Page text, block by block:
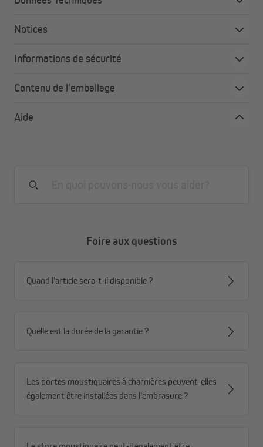
Design compact : s’intègre discrètement à votre
Protection fiable : toile en fibre de verre haute qualité
contre tous les insectes.
position d’enclenchement et le joint brosse selon vos
Notices
Informations de sécurité
Contenu de l’emballage
Aide
Foire aux questions
Quand l'article sera-t-il disponible ?
Quelle est la durée de la garantie ?
Les portes moustiquaires à charnières peuvent-elles
également être installées dans l'embrasure ?